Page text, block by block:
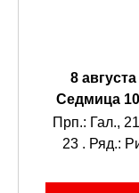
8
Седмица
Прп.: Гал.,
23 . Ряд.: